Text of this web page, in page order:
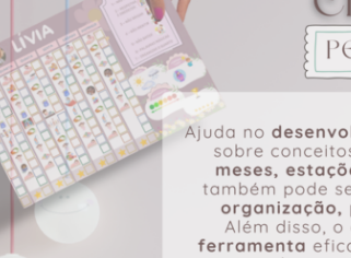
KIT BOLSA + ALMOFADA
PERSONALIZADA
R$230,00